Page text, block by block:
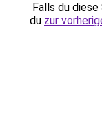
Falls du
du zur